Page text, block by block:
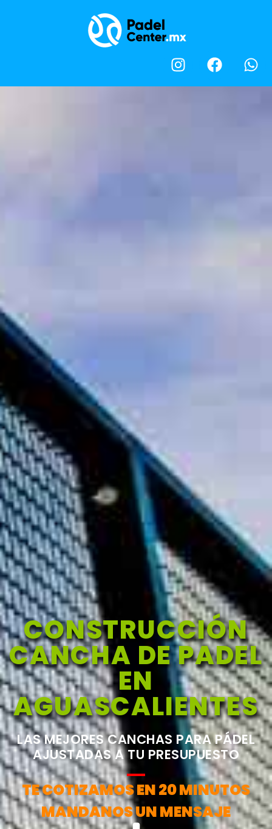
CONSTRUCCIÓN
CANCHA DE PADEL
EN
AGUASCALIENTES
LAS MEJORES CANCHAS PARA PÁDEL
AJUSTADAS A TU PRESUPUESTO
TE COTIZAMOS EN 20 MINUTOS
MANDANOS UN MENSAJE